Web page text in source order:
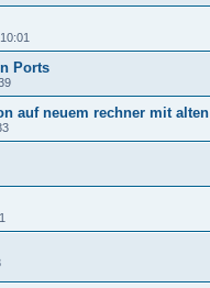
Ports
auf neuem rechner mit alten